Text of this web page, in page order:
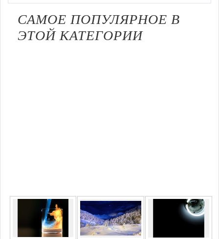
САМОЕ ПОПУЛЯРНОЕ В
ЭТОЙ КАТЕГОРИИ